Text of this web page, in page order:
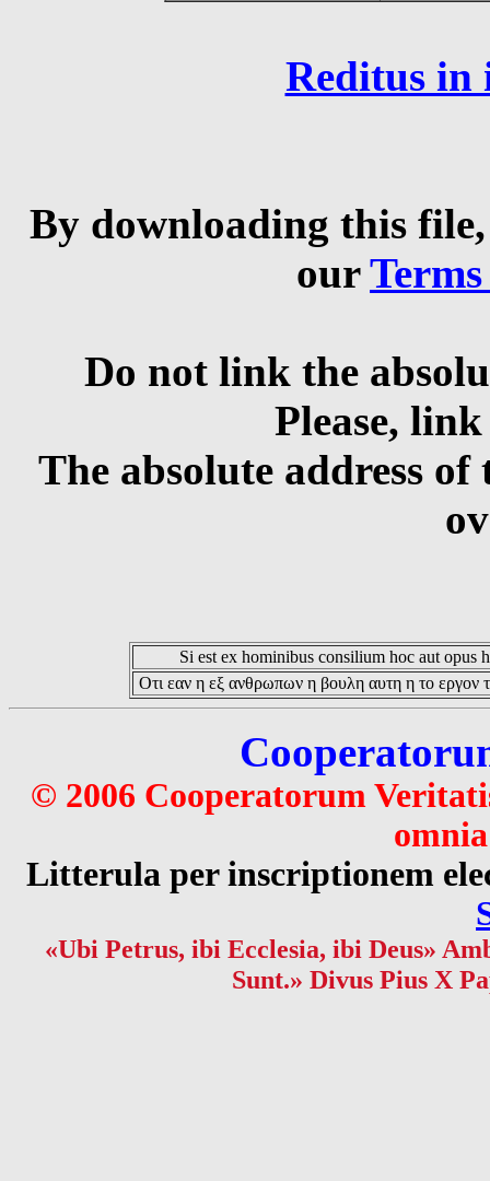
Reditus in
By downloading this
our
Do not link the
Please,
The absolute address
Si est ex hominibus consilium hoc aut opus
Οτι εαν η εξ ανθρωπων η βουλη αυτη η το εργον
© 2006 Cooperatorum
Litterula per inscriptionem
«Ubi Petrus, ibi Ecclesia, ibi Deus»
Sunt.» Divus Pius X